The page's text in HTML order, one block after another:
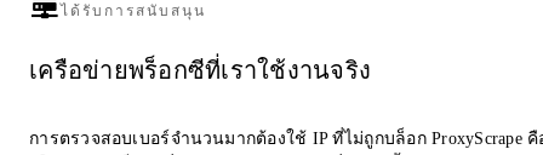
ได้รับการสนับสนุน
เครือข่ายพร็อกซีที่เราใช้งานจริง
การตรวจสอบเบอร์จำนวนมากต้องใช้ IP ที่ไม่ถูกบล็อก ProxyScrape คื